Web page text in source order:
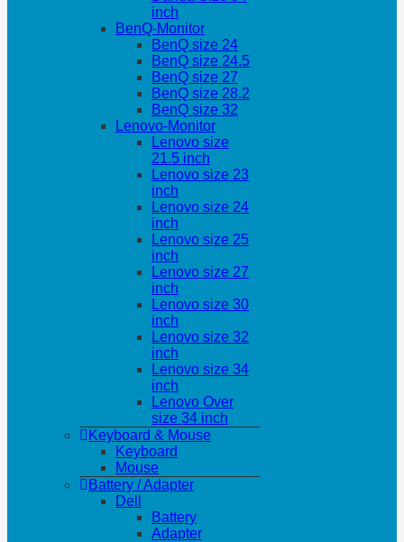
inch
BenQ-Monitor
BenQ size 24
BenQ size 24.5
BenQ size 27
BenQ size 28.2
BenQ size 32
Lenovo-Monitor
Lenovo size
21.5 inch
Lenovo size 23
inch
Lenovo size 24
inch
Lenovo size 25
inch
Lenovo size 27
inch
Lenovo size 30
inch
Lenovo size 32
inch
Lenovo size 34
inch
Lenovo Over
size 34 inch
Keyboard & Mouse
Keyboard
Mouse
Battery / Adapter
Dell
Battery
Adapter